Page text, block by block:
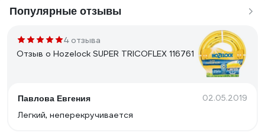
Популярные отзывы
4 отзыва
Отзыв о Hozelock SUPER TRICOFLEX 116761
Павлова Евгения 02.05.2019
Легкий, неперекручивается